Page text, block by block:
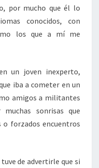
por mucho que él lo
conocidos, con
los que a mí me
un joven inexperto,
iba a cometer en un
amigos a militantes
sonrisas que
o forzados encuentros
de advertirle que si